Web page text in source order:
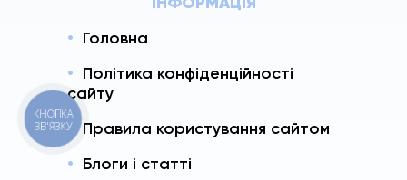
Головна
Політика конфіденційності
сайту
Правила користування сайтом
Блоги і статті
КНОПКА
ЗВ'ЯЗКУ